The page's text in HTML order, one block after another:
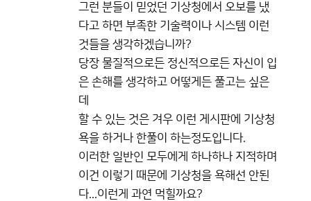
그런 분들이 믿었던 기상청에서 오보를 냈
다고 하면 부족한 기술력이나 시스템 이런
것들을 생각하겠습니까?
당장 물질적으로든 정신적으로든 자신이 입
은 손해를 생각하고 어떻게든 풀고는 싶은
데
할 수 있는 것은 겨우 이런 게시판에 기상청
욕을 하거나 한풀이 하는정도입니다.
이러한 일반인 모두에게 하나하나 지적하며
이건 이렇기 때문에 기상청을 욕해선 안된
다...이런게 과연 먹힐까요?